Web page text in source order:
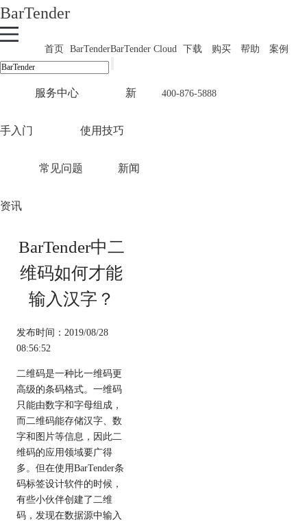
BarTender
首页 BarTenderBarTender Cloud 下载 购买 帮助 案例
400-876-5888
服务中心 新
手入门 使用技巧
常见问题 新闻
资讯
BarTender中二
维码如何才能
输入汉字？
发布时间：2019/08/28
08:56:52
二维码是一种比一维码更
高级的条码格式。一维码
只能由数字和字母组成，
而二维码能存储汉字、数
字和图片等信息，因此二
维码的应用领域要广得
多。但在使用BarTender条
码标签设计软件的时候，
有些小伙伴创建了二维
码，发现在数据源中输入